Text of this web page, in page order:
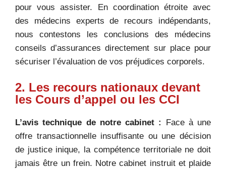
pour vous assister. En coordination étroite avec
des médecins experts de recours indépendants,
nous contestons les conclusions des médecins
conseils d’assurances directement sur place pour
sécuriser l’évaluation de vos préjudices corporels.
2. Les recours nationaux devant
les Cours d’appel ou les CCI
L’avis technique de notre cabinet :
Face à une
offre transactionnelle insuffisante ou une décision
de justice inique, la compétence territoriale ne doit
jamais être un frein. Notre cabinet instruit et plaide